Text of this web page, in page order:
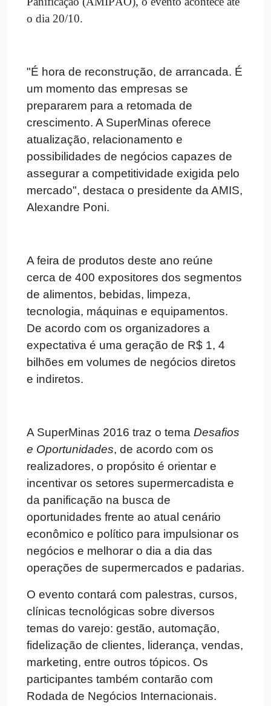
o dia 20/10.
"É hora de reconstrução, de arrancada. É
um momento das empresas se
prepararem para a retomada de
crescimento. A SuperMinas oferece
atualização, relacionamento e
possibilidades de negócios capazes de
assegurar a competitividade exigida pelo
mercado", destaca o presidente da AMIS,
Alexandre Poni.
A feira de produtos deste ano reúne
cerca de 400 expositores dos segmentos
de alimentos, bebidas, limpeza,
tecnologia, máquinas e equipamentos.
De acordo com os organizadores a
expectativa é uma geração de R$ 1, 4
bilhões em volumes de negócios diretos
e indiretos.
A SuperMinas 2016 traz o tema Desafios
e Oportunidades, de acordo com os
realizadores, o propósito é orientar e
incentivar os setores supermercadista e
da panificação na busca de
oportunidades frente ao atual cenário
econômico e político para impulsionar os
negócios e melhorar o dia a dia das
operações de supermercados e padarias.
O evento contará com palestras, cursos,
clínicas tecnológicas sobre diversos
temas do varejo: gestão, automação,
fidelização de clientes, liderança, vendas,
marketing, entre outros tópicos. Os
participantes também contarão com
Rodada de Negócios Internacionais.